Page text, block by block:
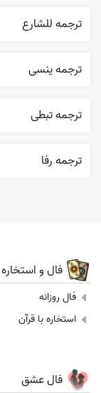
ترجمه للشارع
ترجمه ینسی
ترجمه تبطی
ترجمه رفا
فال و استخاره
فال روزانه
استخاره با قرآن
فال عشق